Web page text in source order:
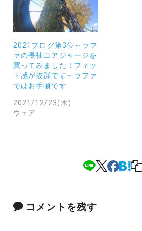
2021ブログ第3位～ラフ
ァの長袖コアジャージを
買ってみました！フィッ
ト感が抜群です～ラファ
ではお手頃です
2021/12/23(木)
ウェア
コメントを残す